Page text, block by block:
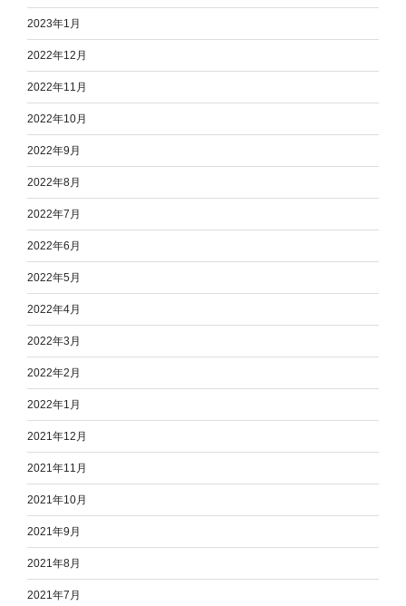
2023年1月
2022年12月
2022年11月
2022年10月
2022年9月
2022年8月
2022年7月
2022年6月
2022年5月
2022年4月
2022年3月
2022年2月
2022年1月
2021年12月
2021年11月
2021年10月
2021年9月
2021年8月
2021年7月